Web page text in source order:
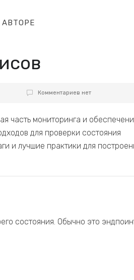
АВТОРЕ
Комментариев нет
часть мониторинга и
для проверки состояния
и лучшие практики для
состояния. Обычно это